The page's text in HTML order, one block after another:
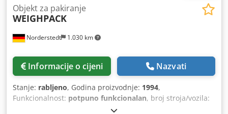
Norderstedt 1.030 km
Objekt za pakiranje
WEIGHPACK
Informacije o cijeni Nazvati
Stanje: rabljeno, Godina proizvodnje: 1994,
Funkcionalnost: potpuno funkcionalan, broj stroja/vozila:
, Broj ponude: D56L/8403 Vrsta stroja: Pakirna